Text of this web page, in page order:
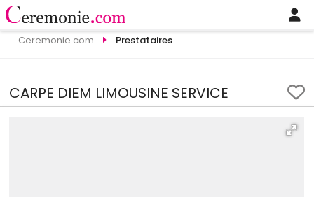
Ceremonie.com Prestataires
CARPE DIEM LIMOUSINE SERVICE